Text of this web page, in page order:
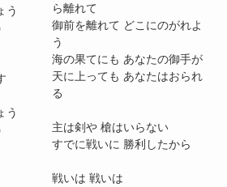
う
う
ら離れて
御前を離れて どこにのがれよ
う
海の果てにも あなたの御手が
天に上っても あなたはおられ
る
主は剣や 槍はいらない
すでに戦いに 勝利したから
戦いは 戦いは